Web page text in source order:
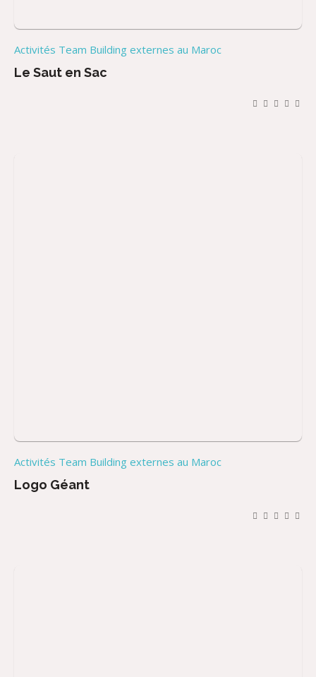
Activités Team Building externes au Maroc
Le Saut en Sac
Activités Team Building externes au Maroc
Logo Géant